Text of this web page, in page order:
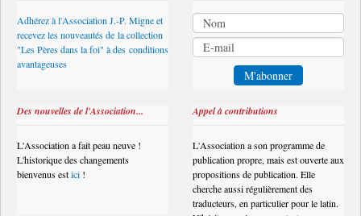
Adhérez à l'Association J.-P. Migne et
recevez les nouveautés de la collection
"Les Pères dans la foi" à des conditions
avantageuses
Des nouvelles de l'Association...
L'Association a fait peau neuve !
L'historique des changements
bienvenus estici !
Appel à contributions
L'Association a son programme de
publication propre, mais est ouverte aux
propositions de publication. Elle
cherche aussi régulièrement des
traducteurs, en particulier pour le latin.